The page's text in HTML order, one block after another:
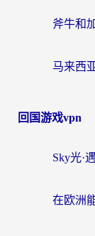
回国游戏vpn